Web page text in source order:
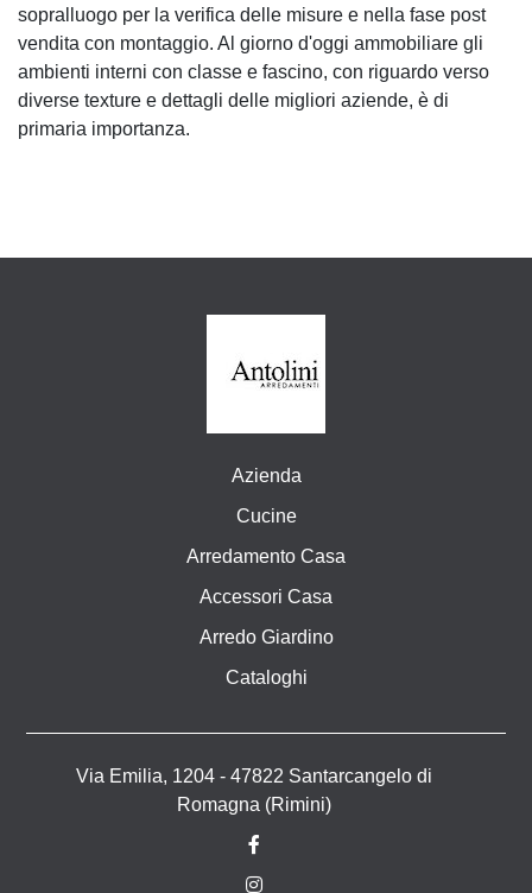
sopralluogo per la verifica delle misure e nella fase post
vendita con montaggio. Al giorno d'oggi ammobiliare gli
ambienti interni con classe e fascino, con riguardo verso
diverse texture e dettagli delle migliori aziende, è di
primaria importanza.
Azienda
Cucine
Arredamento Casa
Accessori Casa
Arredo Giardino
Cataloghi
Via Emilia, 1204 - 47822 Santarcangelo di
Romagna (Rimini)